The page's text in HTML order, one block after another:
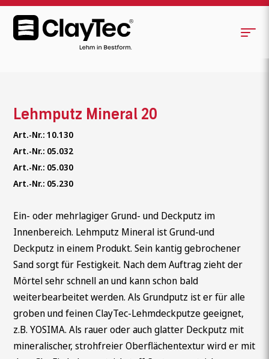
Lehmputz Mineral 20
Art.-Nr.: 10.130
Art.-Nr.: 05.032
Art.-Nr.: 05.030
Art.-Nr.: 05.230
Ein- oder mehrlagiger Grund- und Deckputz im
Innenbereich. Lehmputz Mineral ist Grund-und
Deckputz in einem Produkt. Sein kantig gebrochener
Sand sorgt für Festigkeit. Nach dem Auftrag zieht der
Mörtel sehr schnell an und kann schon bald
weiterbearbeitet werden. Als Grundputz ist er für alle
groben und feinen ClayTec-Lehmdeckputze geeignet,
z.B. YOSIMA. Als rauer oder auch glatter Deckputz mit
mineralischer, strohfreier Oberflächentextur wird er mit